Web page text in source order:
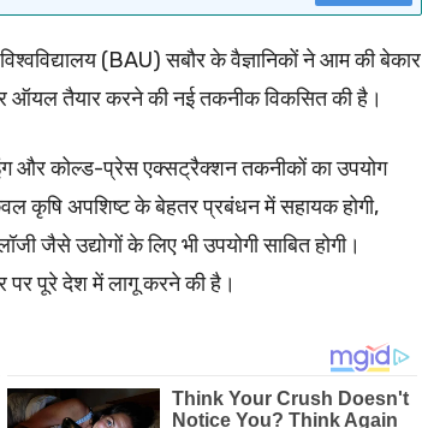
(BAU) सबौर के वैज्ञानिकों ने आम की बेकार
ऑयल तैयार करने की नई तकनीक विकसित की है।
और कोल्ड-प्रेस एक्सट्रैक्शन तकनीकों का उपयोग
कृषि अपशिष्ट के बेहतर प्रबंधन में सहायक होगी,
जैसे उद्योगों के लिए भी उपयोगी साबित होगी।
पर पूरे देश में लागू करने की है।